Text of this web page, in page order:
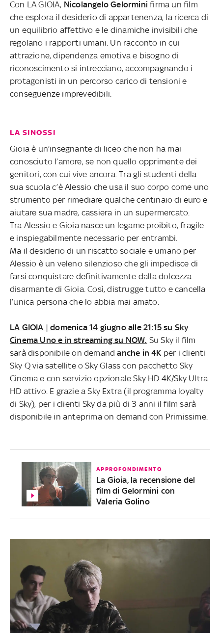
Con LA GIOIA, Nicolangelo Gelormini firma un film
che esplora il desiderio di appartenenza, la ricerca di
un equilibrio affettivo e le dinamiche invisibili che
regolano i rapporti umani. Un racconto in cui
attrazione, dipendenza emotiva e bisogno di
riconoscimento si intrecciano, accompagnando i
protagonisti in un percorso carico di tensioni e
conseguenze imprevedibili.
LA SINOSSI
Gioia è un’insegnante di liceo che non ha mai
conosciuto l’amore, se non quello opprimente dei
genitori, con cui vive ancora. Tra gli studenti della
sua scuola c’è Alessio che usa il suo corpo come uno
strumento per rimediare qualche centinaio di euro e
aiutare sua madre, cassiera in un supermercato.
Tra Alessio e Gioia nasce un legame proibito, fragile
e inspiegabilmente necessario per entrambi.
Ma il desiderio di un riscatto sociale e umano per
Alessio è un veleno silenzioso che gli impedisce di
farsi conquistare definitivamente dalla dolcezza
disarmante di Gioia. Così, distrugge tutto e cancella
l’unica persona che lo abbia mai amato.
LA GIOIA | domenica 14 giugno alle 21:15 su Sky
Cinema Uno e in streaming su NOW. Su Sky il film
sarà disponibile on demand anche in 4K per i clienti
Sky Q via satellite o Sky Glass con pacchetto Sky
Cinema e con servizio opzionale Sky HD 4K/Sky Ultra
HD attivo. E grazie a Sky Extra (il programma loyalty
di Sky), per i clienti Sky da più di 3 anni il film sarà
disponibile in anteprima on demand con Primissime.
APPROFONDIMENTO
La Gioia, la recensione del
film di Gelormini con
Valeria Golino